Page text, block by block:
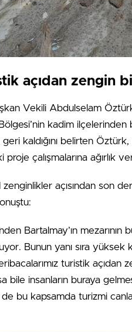
açıdan zengin
Vekili Abdulselam
kadim
kaldığını belirten
çalışmalarına ağırlık
zenginlikler açısından son
Bartalmay’ın mezarının
Bunun yanı sıra
turistik
bile insanların buraya
de bu kapsamda turizmi